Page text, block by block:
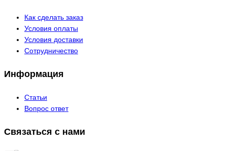
Как сделать заказ
Условия оплаты
Условия доставки
Сотрудничество
Информация
Статьи
Вопрос ответ
Связаться с нами